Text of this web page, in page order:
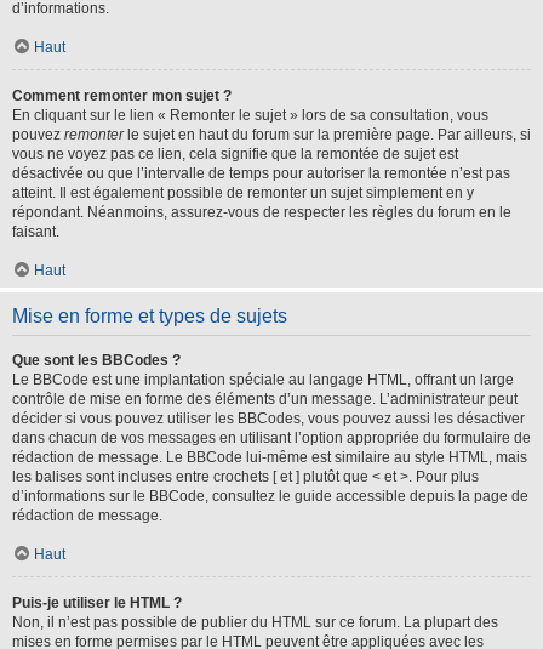
d’informations.
Haut
Comment remonter mon sujet ?
En cliquant sur le lien « Remonter le sujet » lors de sa consultation, vous
pouvez remonterle sujet en haut du forum sur la première page. Par ailleurs, si
vous ne voyez pas ce lien, cela signifie que la remontée de sujet est
désactivée ou que l’intervalle de temps pour autoriser la remontée n’est pas
atteint. Il est également possible de remonter un sujet simplement en y
répondant. Néanmoins, assurez-vous de respecter les règles du forum en le
faisant.
Haut
Mise en forme et types de sujets
Que sont les BBCodes ?
Le BBCode est une implantation spéciale au langage HTML, offrant un large
contrôle de mise en forme des éléments d’un message. L’administrateur peut
décider si vous pouvez utiliser les BBCodes, vous pouvez aussi les désactiver
dans chacun de vos messages en utilisant l’option appropriée du formulaire de
rédaction de message. Le BBCode lui-même est similaire au style HTML, mais
les balises sont incluses entre crochets [ et ] plutôt que < et >. Pour plus
d’informations sur le BBCode, consultez le guide accessible depuis la page de
rédaction de message.
Haut
Puis-je utiliser le HTML ?
Non, il n’est pas possible de publier du HTML sur ce forum. La plupart des
mises en forme permises par le HTML peuvent être appliquées avec les